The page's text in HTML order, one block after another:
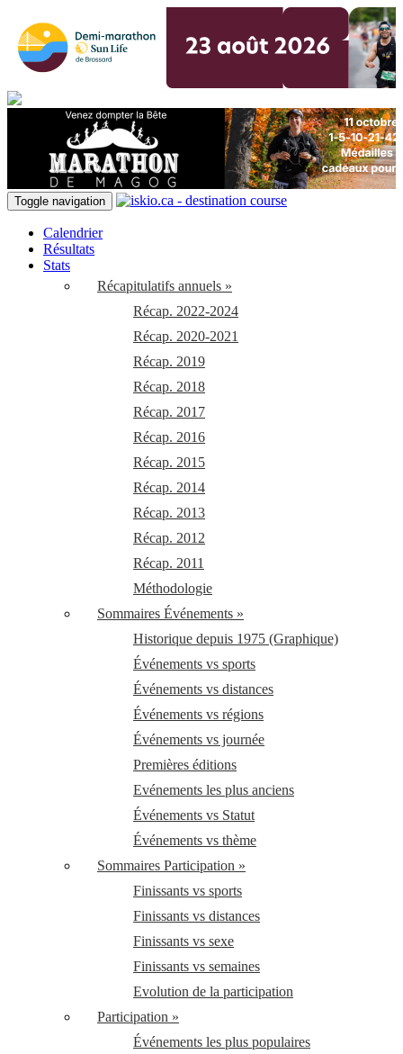
Toggle navigation
Calendrier
Résultats
Stats
Récapitulatifs annuels »
Récap. 2022-2024
Récap. 2020-2021
Récap. 2019
Récap. 2018
Récap. 2017
Récap. 2016
Récap. 2015
Récap. 2014
Récap. 2013
Récap. 2012
Récap. 2011
Méthodologie
Sommaires Événements »
Historique depuis 1975 (Graphique)
Événements vs sports
Événements vs distances
Événements vs régions
Événements vs journée
Premières éditions
Evénements les plus anciens
Événements vs Statut
Événements vs thème
Sommaires Participation »
Finissants vs sports
Finissants vs distances
Finissants vs sexe
Finissants vs semaines
Evolution de la participation
Participation »
Événements les plus populaires